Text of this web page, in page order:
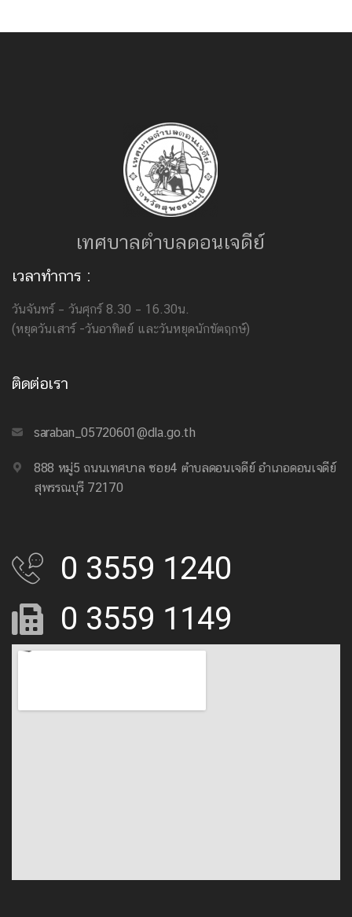
เทศบาลตำบลดอนเจดีย์
เวลาทำการ :
วันจันทร์ – วันศุกร์ 8.30 – 16.30น.
(หยุดวันเสาร์ -วันอาทิตย์ และวันหยุดนักขัตฤกษ์)
ติดต่อเรา
saraban_05720601@dla.go.th
888 หมู่5 ถนนเทศบาล ซอย4 ตำบลดอนเจดีย์ อำเภอดอนเจดีย์
สุพรรณบุรี 72170
0 3559 1240
0 3559 1149